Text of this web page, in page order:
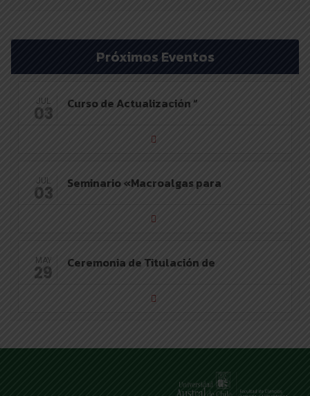
Próximos Eventos
JUL
03 Curso de Actualización “
JUL
03 Seminario «Macroalgas para
MAY
29 Ceremonia de Titulación de